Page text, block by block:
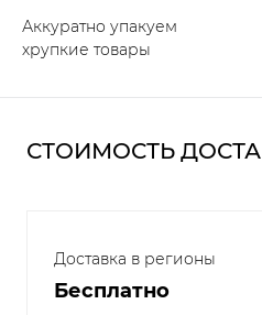
Аккуратно упакуем
хрупкие товары
СТОИМОСТЬ
Доставка в регионы
Бесплатно